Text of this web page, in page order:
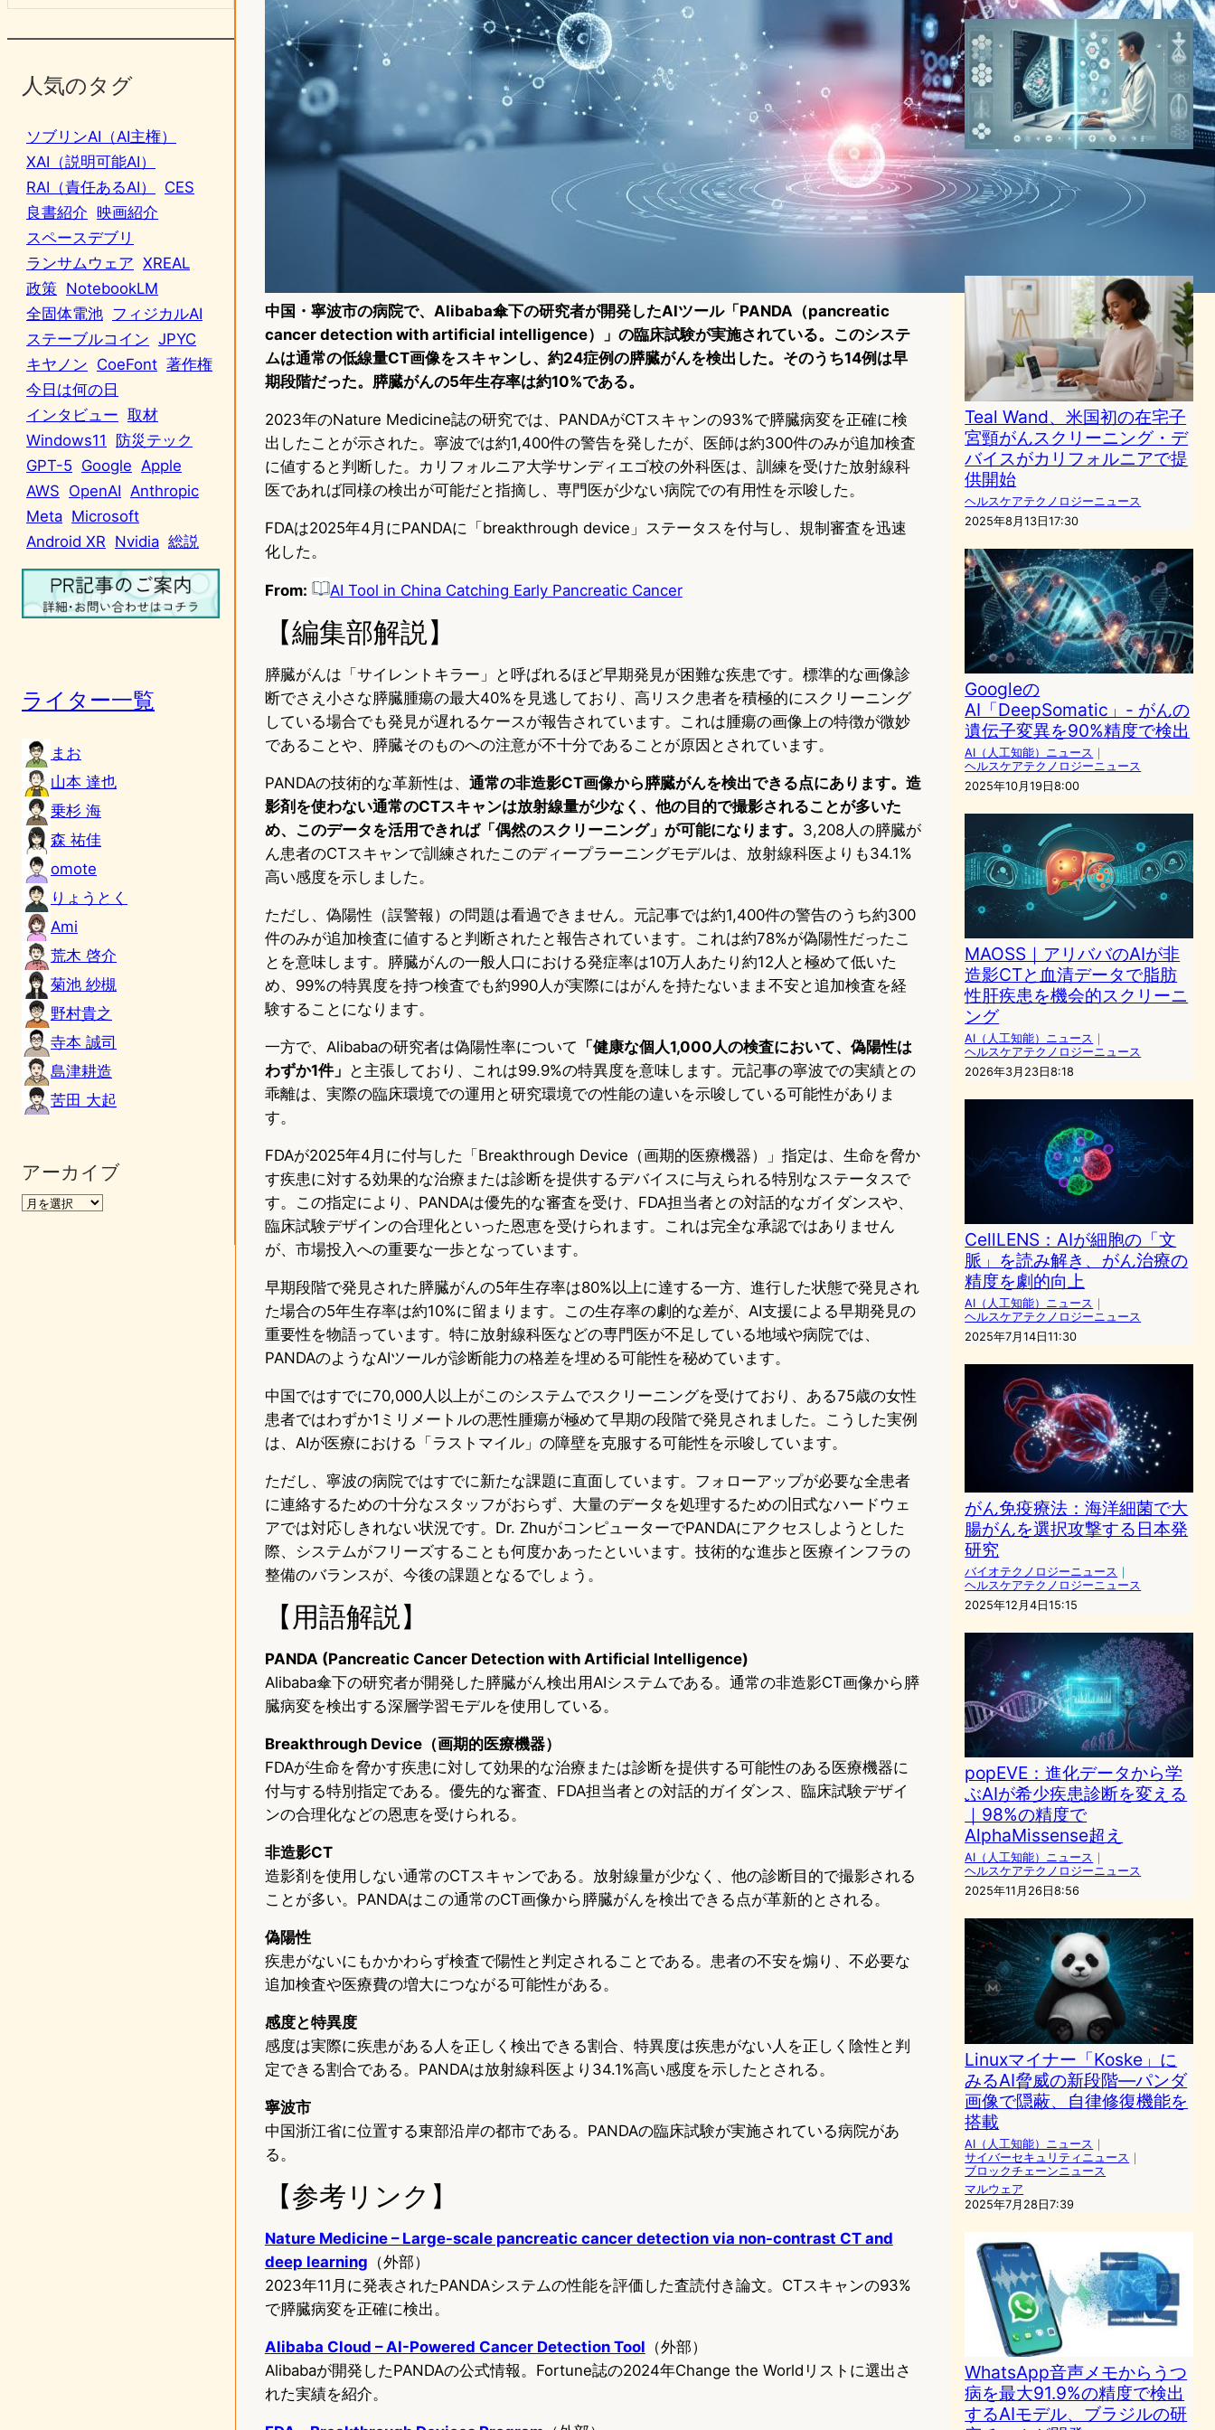
人気のタグ
ソブリンAI（AI主権）
XAI（説明可能AI）
RAI（責任あるAI）
CES
良書紹介 映画紹介
スペースデブリ
ランサムウェア XREAL
政策 NotebookLM
全固体電池 フィジカルAI
ステーブルコイン JPYC
キヤノン CoeFont 著作権
今日は何の日
インタビュー 取材
Windows11
防災テック
GPT-5 Google Apple
AWS OpenAI Anthropic
Meta Microsoft
Android XR Nvidia 総説
ライター一覧
まお
山本 達也
乗杉 海
森 祐佳
omote
りょうとく
Ami
荒木 啓介
菊池 紗槻
野村貴之
寺本 誠司
島津耕造
苦田 大起
アーカイブ
中国・寧波市の病院で、Alibaba傘下の研究者が開発したAIツール「PANDA（pancreatic
cancer detection with artificial intelligence）」の臨床試験が実施されている。このシステ
ムは通常の低線量CT画像をスキャンし、約24症例の膵臓がんを検出した。そのうち14例は早
期段階だった。膵臓がんの5年生存率は約10%である。
2023年のNature Medicine誌の研究では、PANDAがCTスキャンの93%で膵臓病変を正確に検
出したことが示された。寧波では約1,400件の警告を発したが、医師は約300件のみが追加検査
に値すると判断した。カリフォルニア大学サンディエゴ校の外科医は、訓練を受けた放射線科
医であれば同様の検出が可能だと指摘し、専門医が少ない病院での有用性を示唆した。
FDAは2025年4月にPANDAに「breakthrough device」ステータスを付与し、規制審査を迅速
化した。
From: AI Tool in China Catching Early Pancreatic Cancer
【編集部解説】
膵臓がんは「サイレントキラー」と呼ばれるほど早期発見が困難な疾患です。標準的な画像診
断でさえ小さな膵臓腫瘍の最大40%を見逃しており、高リスク患者を積極的にスクリーニング
している場合でも発見が遅れるケースが報告されています。これは腫瘍の画像上の特徴が微妙
であることや、膵臓そのものへの注意が不十分であることが原因とされています。
PANDAの技術的な革新性は、 通常の非造影CT画像から膵臓がんを検出できる点にあります。造
影剤を使わない通常のCTスキャンは放射線量が少なく、他の目的で撮影されることが多いた
め、このデータを活用できれば「偶然のスクリーニング」が可能になります。 3,208人の膵臓が
ん患者のCTスキャンで訓練されたこのディープラーニングモデルは、放射線科医よりも34.1%
高い感度を示しました。
ただし、偽陽性（誤警報）の問題は看過できません。元記事では約1,400件の警告のうち約300
件のみが追加検査に値すると判断されたと報告されています。これは約78%が偽陽性だったこ
とを意味します。膵臓がんの一般人口における発症率は10万人あたり約12人と極めて低いた
め、99%の特異度を持つ検査でも約990人が実際にはがんを持たないまま不安と追加検査を経
験することになります。
一方で、Alibabaの研究者は偽陽性率について 「健康な個人1,000人の検査において、偽陽性は
わずか1件」 と主張しており、これは99.9%の特異度を意味します。元記事の寧波での実績との
乖離は、実際の臨床環境での運用と研究環境での性能の違いを示唆している可能性がありま
す。
FDAが2025年4月に付与した「Breakthrough Device（画期的医療機器）」指定は、生命を脅か
す疾患に対する効果的な治療または診断を提供するデバイスに与えられる特別なステータスで
す。この指定により、PANDAは優先的な審査を受け、FDA担当者との対話的なガイダンスや、
臨床試験デザインの合理化といった恩恵を受けられます。これは完全な承認ではありません
が、市場投入への重要な一歩となっています。
早期段階で発見された膵臓がんの5年生存率は80%以上に達する一方、進行した状態で発見され
た場合の5年生存率は約10%に留まります。この生存率の劇的な差が、AI支援による早期発見の
重要性を物語っています。特に放射線科医などの専門医が不足している地域や病院では、
PANDAのようなAIツールが診断能力の格差を埋める可能性を秘めています。
中国ではすでに70,000人以上がこのシステムでスクリーニングを受けており、ある75歳の女性
患者ではわずか1ミリメートルの悪性腫瘍が極めて早期の段階で発見されました。こうした実例
は、AIが医療における「ラストマイル」の障壁を克服する可能性を示唆しています。
ただし、寧波の病院ではすでに新たな課題に直面しています。フォローアップが必要な全患者
に連絡するための十分なスタッフがおらず、大量のデータを処理するための旧式なハードウェ
アでは対応しきれない状況です。Dr. ZhuがコンピューターでPANDAにアクセスしようとした
際、システムがフリーズすることも何度かあったといいます。技術的な進歩と医療インフラの
整備のバランスが、今後の課題となるでしょう。
【用語解説】
PANDA (Pancreatic Cancer Detection with Artificial Intelligence)
Alibaba傘下の研究者が開発した膵臓がん検出用AIシステムである。通常の非造影CT画像から膵
臓病変を検出する深層学習モデルを使用している。
Breakthrough Device（画期的医療機器）
FDAが生命を脅かす疾患に対して効果的な治療または診断を提供する可能性のある医療機器に
付与する特別指定である。優先的な審査、FDA担当者との対話的ガイダンス、臨床試験デザイ
ンの合理化などの恩恵を受けられる。
非造影CT
造影剤を使用しない通常のCTスキャンである。放射線量が少なく、他の診断目的で撮影される
ことが多い。PANDAはこの通常のCT画像から膵臓がんを検出できる点が革新的とされる。
偽陽性
疾患がないにもかかわらず検査で陽性と判定されることである。患者の不安を煽り、不必要な
追加検査や医療費の増大につながる可能性がある。
感度と特異度
感度は実際に疾患がある人を正しく検出できる割合、特異度は疾患がない人を正しく陰性と判
定できる割合である。PANDAは放射線科医より34.1%高い感度を示したとされる。
寧波市
中国浙江省に位置する東部沿岸の都市である。PANDAの臨床試験が実施されている病院があ
る。
【参考リンク】
Nature Medicine – Large-scale pancreatic cancer detection via non-contrast CT and
deep learning （外部）
2023年11月に発表されたPANDAシステムの性能を評価した査読付き論文。CTスキャンの93%
で膵臓病変を正確に検出。
Alibaba Cloud – AI-Powered Cancer Detection Tool （外部）
Alibabaが開発したPANDAの公式情報。Fortune誌の2024年Change the Worldリストに選出さ
れた実績を紹介。
乳がん検診でAIが人間の医師
を超える：Google
DeepMindのブレイクスルー
AI（人工知能）ニュース
Teal Wand、米国初の在宅子
宮頸がんスクリーニング・デ
バイスがカリフォルニアで提
供開始
ヘルスケアテクノロジーニュース
2025年8月13日17:30
Googleの
AI「DeepSomatic」- がんの
遺伝子変異を90%精度で検出
AI（人工知能）ニュース ｜
ヘルスケアテクノロジーニュース
2025年10月19日8:00
MAOSS｜アリババのAIが非
造影CTと血清データで脂肪
性肝疾患を機会的スクリーニ
ング
AI（人工知能）ニュース ｜
ヘルスケアテクノロジーニュース
2026年3月23日8:18
CellLENS：AIが細胞の「文
脈」を読み解き、がん治療の
精度を劇的向上
AI（人工知能）ニュース ｜
ヘルスケアテクノロジーニュース
2025年7月14日11:30
がん免疫療法：海洋細菌で大
腸がんを選択攻撃する日本発
研究
バイオテクノロジーニュース ｜
ヘルスケアテクノロジーニュース
2025年12月4日15:15
popEVE：進化データから学
ぶAIが希少疾患診断を変える
｜98%の精度で
AlphaMissense超え
AI（人工知能）ニュース ｜
ヘルスケアテクノロジーニュース
2025年11月26日8:56
Linuxマイナー「Koske」に
みるAI脅威の新段階—パンダ
画像で隠蔽、自律修復機能を
搭載
AI（人工知能）ニュース ｜
サイバーセキュリティニュース ｜
ブロックチェーンニュース
マルウェア
2025年7月28日7:39
WhatsApp音声メモからうつ
病を最大91.9%の精度で検出
するAIモデル、ブラジルの研